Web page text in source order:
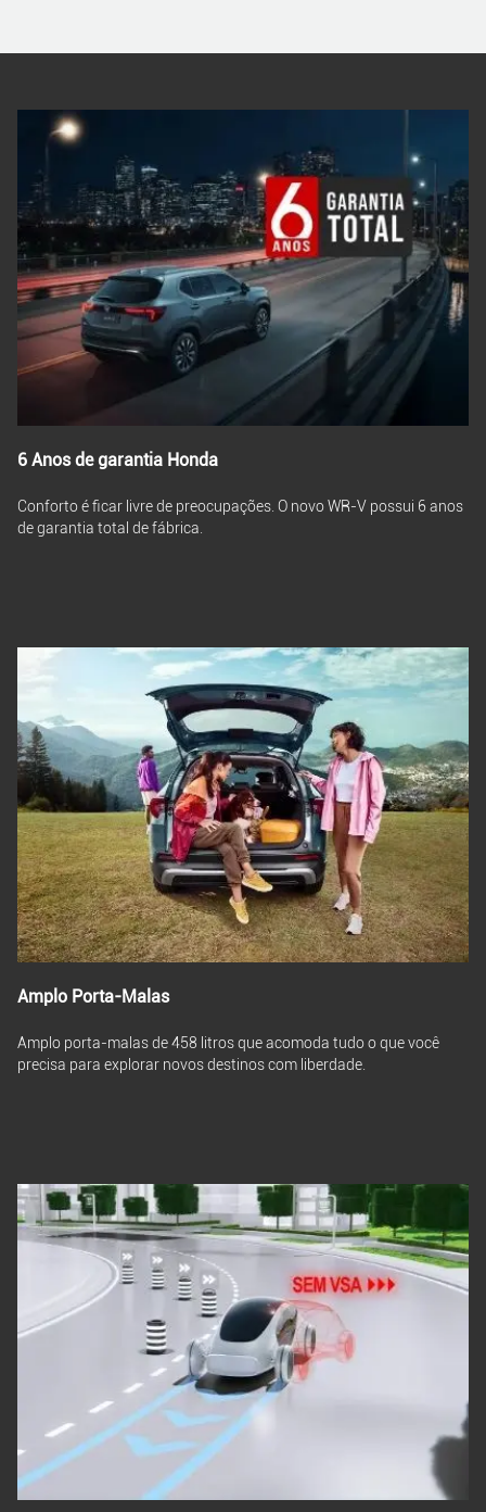
6 Anos de garantia Honda
Conforto é ficar livre de preocupações. O novo WR-V possui 6 anos
de garantia total de fábrica.
Amplo Porta-Malas
Amplo porta-malas de 458 litros que acomoda tudo o que você
precisa para explorar novos destinos com liberdade.